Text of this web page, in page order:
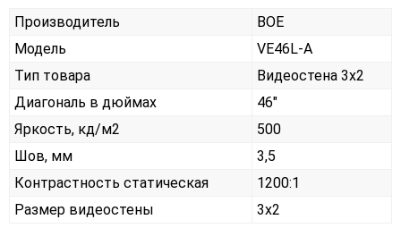
Производитель
BOE
Модель
VE46L-A
Тип товара
Видеостена 3х2
Диагональ в дюймах
46"
Яркость, кд/м2
500
Шов, мм
3,5
Контрастность статическая
1200:1
Размер видеостены
3x2